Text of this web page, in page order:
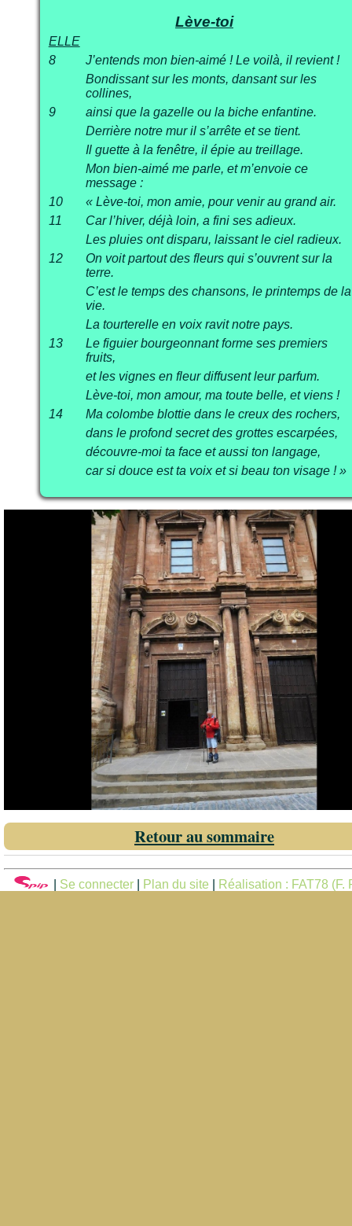
Lève-toi
ELLE
8
J’entends mon bien-aimé ! Le voilà, il revient !
Bondissant sur les monts, dansant sur les
collines,
9
ainsi que la gazelle ou la biche enfantine.
Derrière notre mur il s’arrête et se tient.
Il guette à la fenêtre, il épie au treillage.
Mon bien-aimé me parle, et m’envoie ce
message :
10
« Lève-toi, mon amie, pour venir au grand air.
11
Car l’hiver, déjà loin, a fini ses adieux.
Les pluies ont disparu, laissant le ciel radieux.
12
On voit partout des fleurs qui s’ouvrent sur la
terre.
C’est le temps des chansons, le printemps de la
vie.
La tourterelle en voix ravit notre pays.
13
Le figuier bourgeonnant forme ses premiers
fruits,
et les vignes en fleur diffusent leur parfum.
Lève-toi, mon amour, ma toute belle, et viens !
14
Ma colombe blottie dans le creux des rochers,
dans le profond secret des grottes escarpées,
découvre-moi ta face et aussi ton langage,
car si douce est ta voix et si beau ton visage ! »
Retour au sommaire
Se connecter| Plan du site Réalisation : FAT78 (F.